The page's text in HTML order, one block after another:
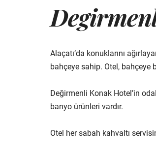
Alaçatı’da konuklarını
bahçeye sahip. Otel,
Değirmenli Konak Hotel’in
banyo ürünleri vardır.
Otel her sabah kahvaltı